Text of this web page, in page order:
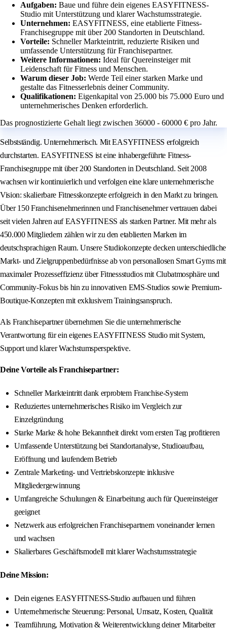
Aufgaben: Baue und führe dein eigenes EASYFITNESS-
Studio mit Unterstützung und klarer Wachstumsstrategie.
Unternehmen: EASYFITNESS, eine etablierte Fitness-
Franchisegruppe mit über 200 Standorten in Deutschland.
Vorteile: Schneller Markteintritt, reduzierte Risiken und
umfassende Unterstützung für Franchisepartner.
Weitere Informationen: Ideal für Quereinsteiger mit
Leidenschaft für Fitness und Menschen.
Warum dieser Job: Werde Teil einer starken Marke und
gestalte das Fitnesserlebnis deiner Community.
Qualifikationen: Eigenkapital von 25.000 bis 75.000 Euro und
unternehmerisches Denken erforderlich.
Das prognostizierte Gehalt liegt zwischen 36000 - 60000 € pro Jahr.
Selbstständig. Unternehmerisch. Mit EASYFITNESS erfolgreich
durchstarten. EASYFITNESS ist eine inhabergeführte Fitness-
Franchisegruppe mit über 200 Standorten in Deutschland. Seit 2008
wachsen wir kontinuierlich und verfolgen eine klare unternehmerische
Vision: skalierbare Fitnesskonzepte erfolgreich in den Markt zu bringen.
Über 150 Franchisenehmerinnen und Franchisenehmer vertrauen dabei
seit vielen Jahren auf EASYFITNESS als starken Partner. Mit mehr als
450.000 Mitgliedern zählen wir zu den etablierten Marken im
deutschsprachigen Raum. Unsere Studiokonzepte decken unterschiedliche
Markt- und Zielgruppenbedürfnisse ab von personallosen Smart Gyms mit
maximaler Prozesseffizienz über Fitnessstudios mit Clubatmosphäre und
Community-Fokus bis hin zu innovativen EMS-Studios sowie Premium-
Boutique-Konzepten mit exklusivem Trainingsanspruch.
Als Franchisepartner übernehmen Sie die unternehmerische
Verantwortung für ein eigenes EASYFITNESS Studio mit System,
Support und klarer Wachstumsperspektive.
Deine Vorteile als Franchisepartner:
Schneller Markteintritt dank erprobtem Franchise-System
Reduziertes unternehmerisches Risiko im Vergleich zur
Einzelgründung
Starke Marke & hohe Bekanntheit direkt vom ersten Tag profitieren
Umfassende Unterstützung bei Standortanalyse, Studioaufbau,
Eröffnung und laufendem Betrieb
Zentrale Marketing- und Vertriebskonzepte inklusive
Mitgliedergewinnung
Umfangreiche Schulungen & Einarbeitung auch für Quereinsteiger
geeignet
Netzwerk aus erfolgreichen Franchisepartnern voneinander lernen
und wachsen
Skalierbares Geschäftsmodell mit klarer Wachstumsstrategie
Deine Mission:
Dein eigenes EASYFITNESS-Studio aufbauen und führen
Unternehmerische Steuerung: Personal, Umsatz, Kosten, Qualität
Teamführung, Motivation & Weiterentwicklung deiner Mitarbeiter